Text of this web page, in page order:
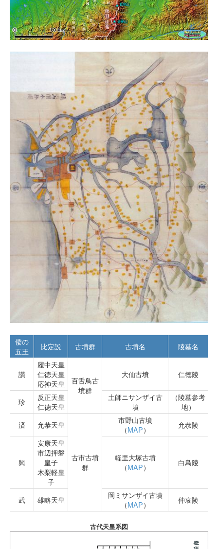
倭の
五王
比定説 古墳群 古墳名 陵墓名
讚
履中天皇
仁徳天皇
応神天皇
百舌鳥古
墳群
大仙古墳 仁徳陵
珍
反正天皇
仁徳天皇
土師ニサンザイ古
墳
（陵墓参考
地）
済
允恭天皇
古市古墳
群
市野山古墳
（MAP） 允恭陵
興
安康天皇
市辺押磐
皇子
木梨軽皇
子
軽里大塚古墳
（MAP） 白鳥陵
武 雄略天皇
岡ミサンザイ古墳
（MAP） 仲哀陵
古代天皇系図